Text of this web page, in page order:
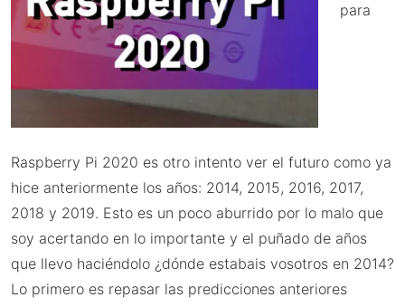
para
Raspberry Pi 2020 es otro intento ver el futuro como ya
hice anteriormente los años: 2014, 2015, 2016, 2017,
2018 y 2019. Esto es un poco aburrido por lo malo que
soy acertando en lo importante y el puñado de años
que llevo haciéndolo ¿dónde estabais vosotros en 2014?
Lo primero es repasar las predicciones anteriores